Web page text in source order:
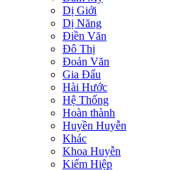
Dị Giới
Dị Năng
Điền Văn
Đô Thị
Đoản Văn
Gia Đấu
Hài Hước
Hệ Thống
Hoàn thành
Huyền Huyễn
Khác
Khoa Huyễn
Kiếm Hiệp